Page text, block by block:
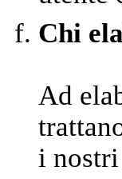
Chi
Ad
i